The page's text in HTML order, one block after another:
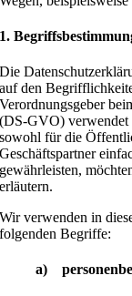
1.
Die
auf den
Verordnungsgeber
(DS-GVO) verwendet
sowohl für die
Geschäftspartner
gewährleisten,
erläutern.
Wir verwenden in
folgenden Begriffe:
a)